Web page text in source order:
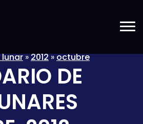
»2012»octubre
DE